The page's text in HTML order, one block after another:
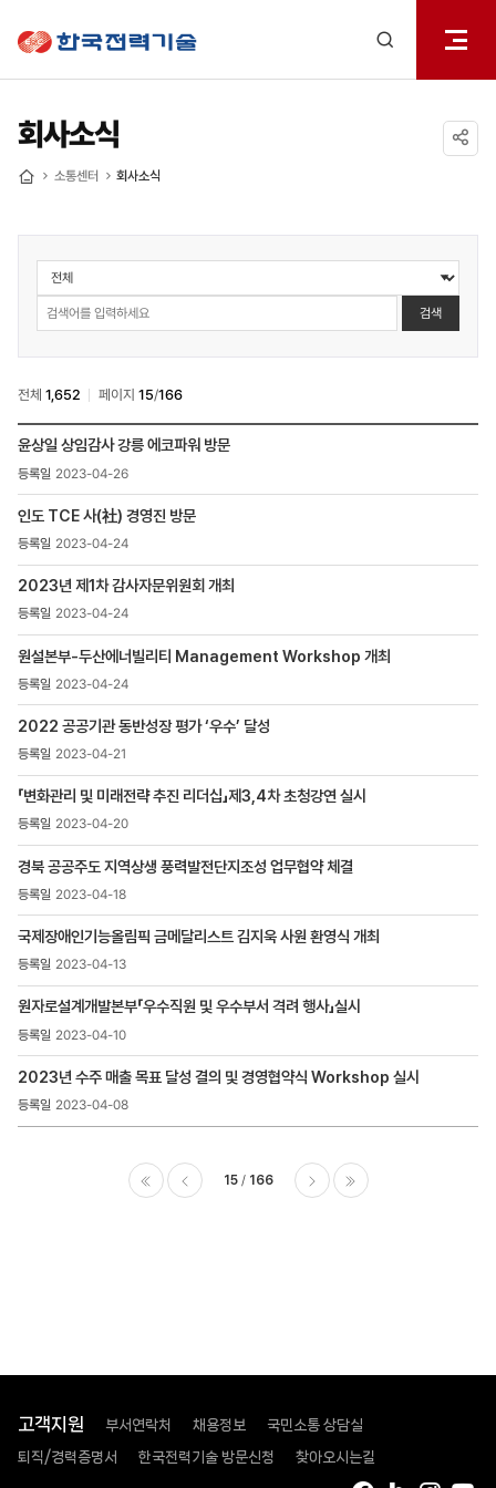
열기
회사소식
소통센터 회사소식
소통센터
>
회사소식
검색
검색
전체 1,652 페이지 15/166
소통센터
>
회사소식
목록
-
번호,
등록일
첨부파일
조회수
윤상일 상임감사 강릉 에코파워 방문
2023-04-26
인도 TCE 사(社) 경영진 방문
2023-04-24
2023년 제1차 감사자문위원회 개최
2023-04-24
원설본부-두산에너빌리티 Management Workshop 개최
2023-04-24
2022 공공기관 동반성장 평가 ‘우수’ 달성
2023-04-21
「변화관리 및 미래전략 추진 리더십」제3,4차 초청강연 실시
2023-04-20
경북 공공주도 지역상생 풍력발전단지조성 업무협약 체결
2023-04-18
국제장애인기능올림픽 금메달리스트 김지욱 사원 환영식 개최
2023-04-13
원자로설계개발본부「우수직원 및 우수부서 격려 행사」실시
2023-04-10
2023년 수주 매출 목표 달성 결의 및 경영협약식 Workshop 실시
2023-04-08
15 166
고객지원 부서연락처 채용정보 국민소통 상담실
퇴직/경력증명서 한국전력기술 방문신청 찾아오시는길